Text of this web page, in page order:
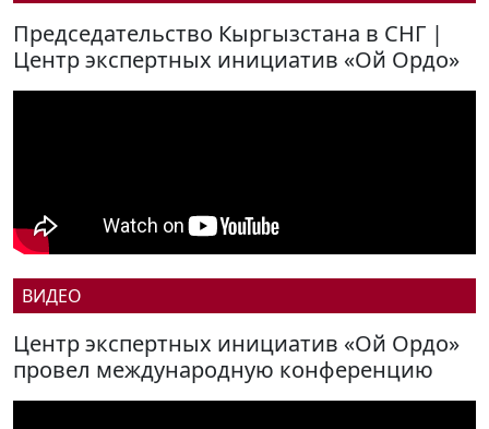
Председательство Кыргызстана в СНГ |
Центр экспертных инициатив «Ой Ордо»
ВИДЕО
Центр экспертных инициатив «Ой Ордо»
провел международную конференцию